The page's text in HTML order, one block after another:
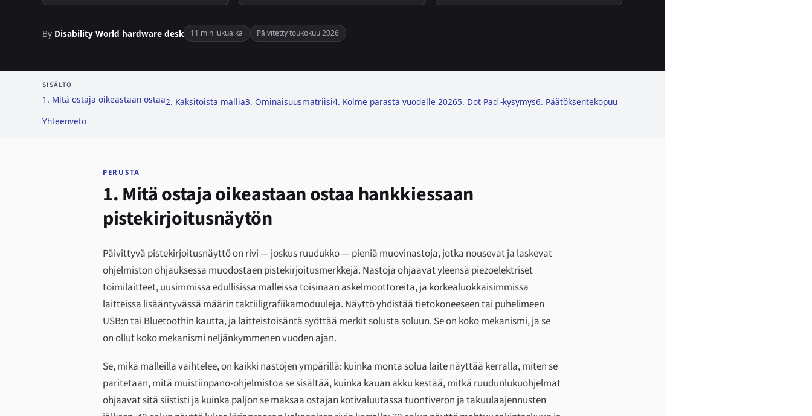
By Disability World hardware desk 11 min lukuaika Päivitetty toukokuu 2026
SISÄLTÖ
1. Mitä ostaja oikeastaan ostaa2. Kaksitoista mallia3. Ominaisuusmatriisi4. Kolme parasta vuodelle 20265. Dot Pad -kysymys6. Päätöksentekopuu
Yhteenveto
PERUSTA
1. Mitä ostaja oikeastaan ostaa hankkiessaan
pistekirjoitusnäytön
Päivittyvä pistekirjoitusnäyttö on rivi — joskus ruudukko — pieniä muovinastoja, jotka nousevat ja laskevat
ohjelmiston ohjauksessa muodostaen pistekirjoitusmerkkejä. Nastoja ohjaavat yleensä piezoelektriset
toimilaitteet, uusimmissa edullisissa malleissa toisinaan askelmoottoreita, ja korkealuokkaisimmissa
laitteissa lisääntyvässä määrin taktiiligrafiikamoduuleja. Näyttö yhdistää tietokoneeseen tai puhelimeen
USB:n tai Bluetoothin kautta, ja laitteistoisäntä syöttää merkit solusta soluun. Se on koko mekanismi, ja se
on ollut koko mekanismi neljänkymmenen vuoden ajan.
Se, mikä malleilla vaihtelee, on kaikki nastojen ympärillä: kuinka monta solua laite näyttää kerralla, miten se
paritetaan, mitä muistiinpano-ohjelmistoa se sisältää, kuinka kauan akku kestää, mitkä ruudunlukuohjelmat
ohjaavat sitä siististi ja kuinka paljon se maksaa ostajan kotivaluutassa tuontiveron ja takuulaajennusten